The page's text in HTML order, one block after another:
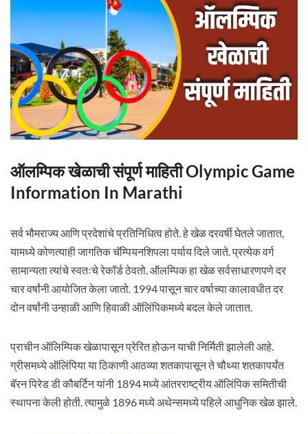
ऑलम्पिक खेळाची संपूर्ण माहिती Olympic Game
Information In Marathi
सर्व भौमराज्य आणि प्रदेशांचे प्रतिनिधित्व होते. हे खेळ दरवर्षी घेतले जातात,
यामध्ये कोणत्याही जागतिक चॅम्पियनशिपला पर्याय दिले जाते. प्रत्येक वर्ग
सामान्यता त्यांचे स्वतःचे रेकॉर्ड ठेवतो. ऑलम्पिक हा खेळ सर्वसाधारणपणे दर
चार वर्षांनी आयोजित केला जातो. 1994 पासून चार वर्षाच्या कालावधीत दर
दोन वर्षांनी उन्हाळी आणि हिवाळी ऑलिंपिकमध्ये बदल केले जातात.
प्राचीन ऑलिम्पिक खेळापासून प्रेरित होऊन याची निर्मिती झालेली आहे.
ग्रीसमध्ये ऑलिंपिया या ठिकाणी आठव्या शतकापासून ते चौथ्या शतकापर्यंत
बॅरन पिरेड डी कौबर्टिन यांनी 1894 मध्ये आंतरराष्ट्रीय ऑलिंपिक समितीची
स्थापना केली होती. त्यामुळे 1896 मध्ये अथेन्समध्ये पहिले आधुनिक खेळ झाले.